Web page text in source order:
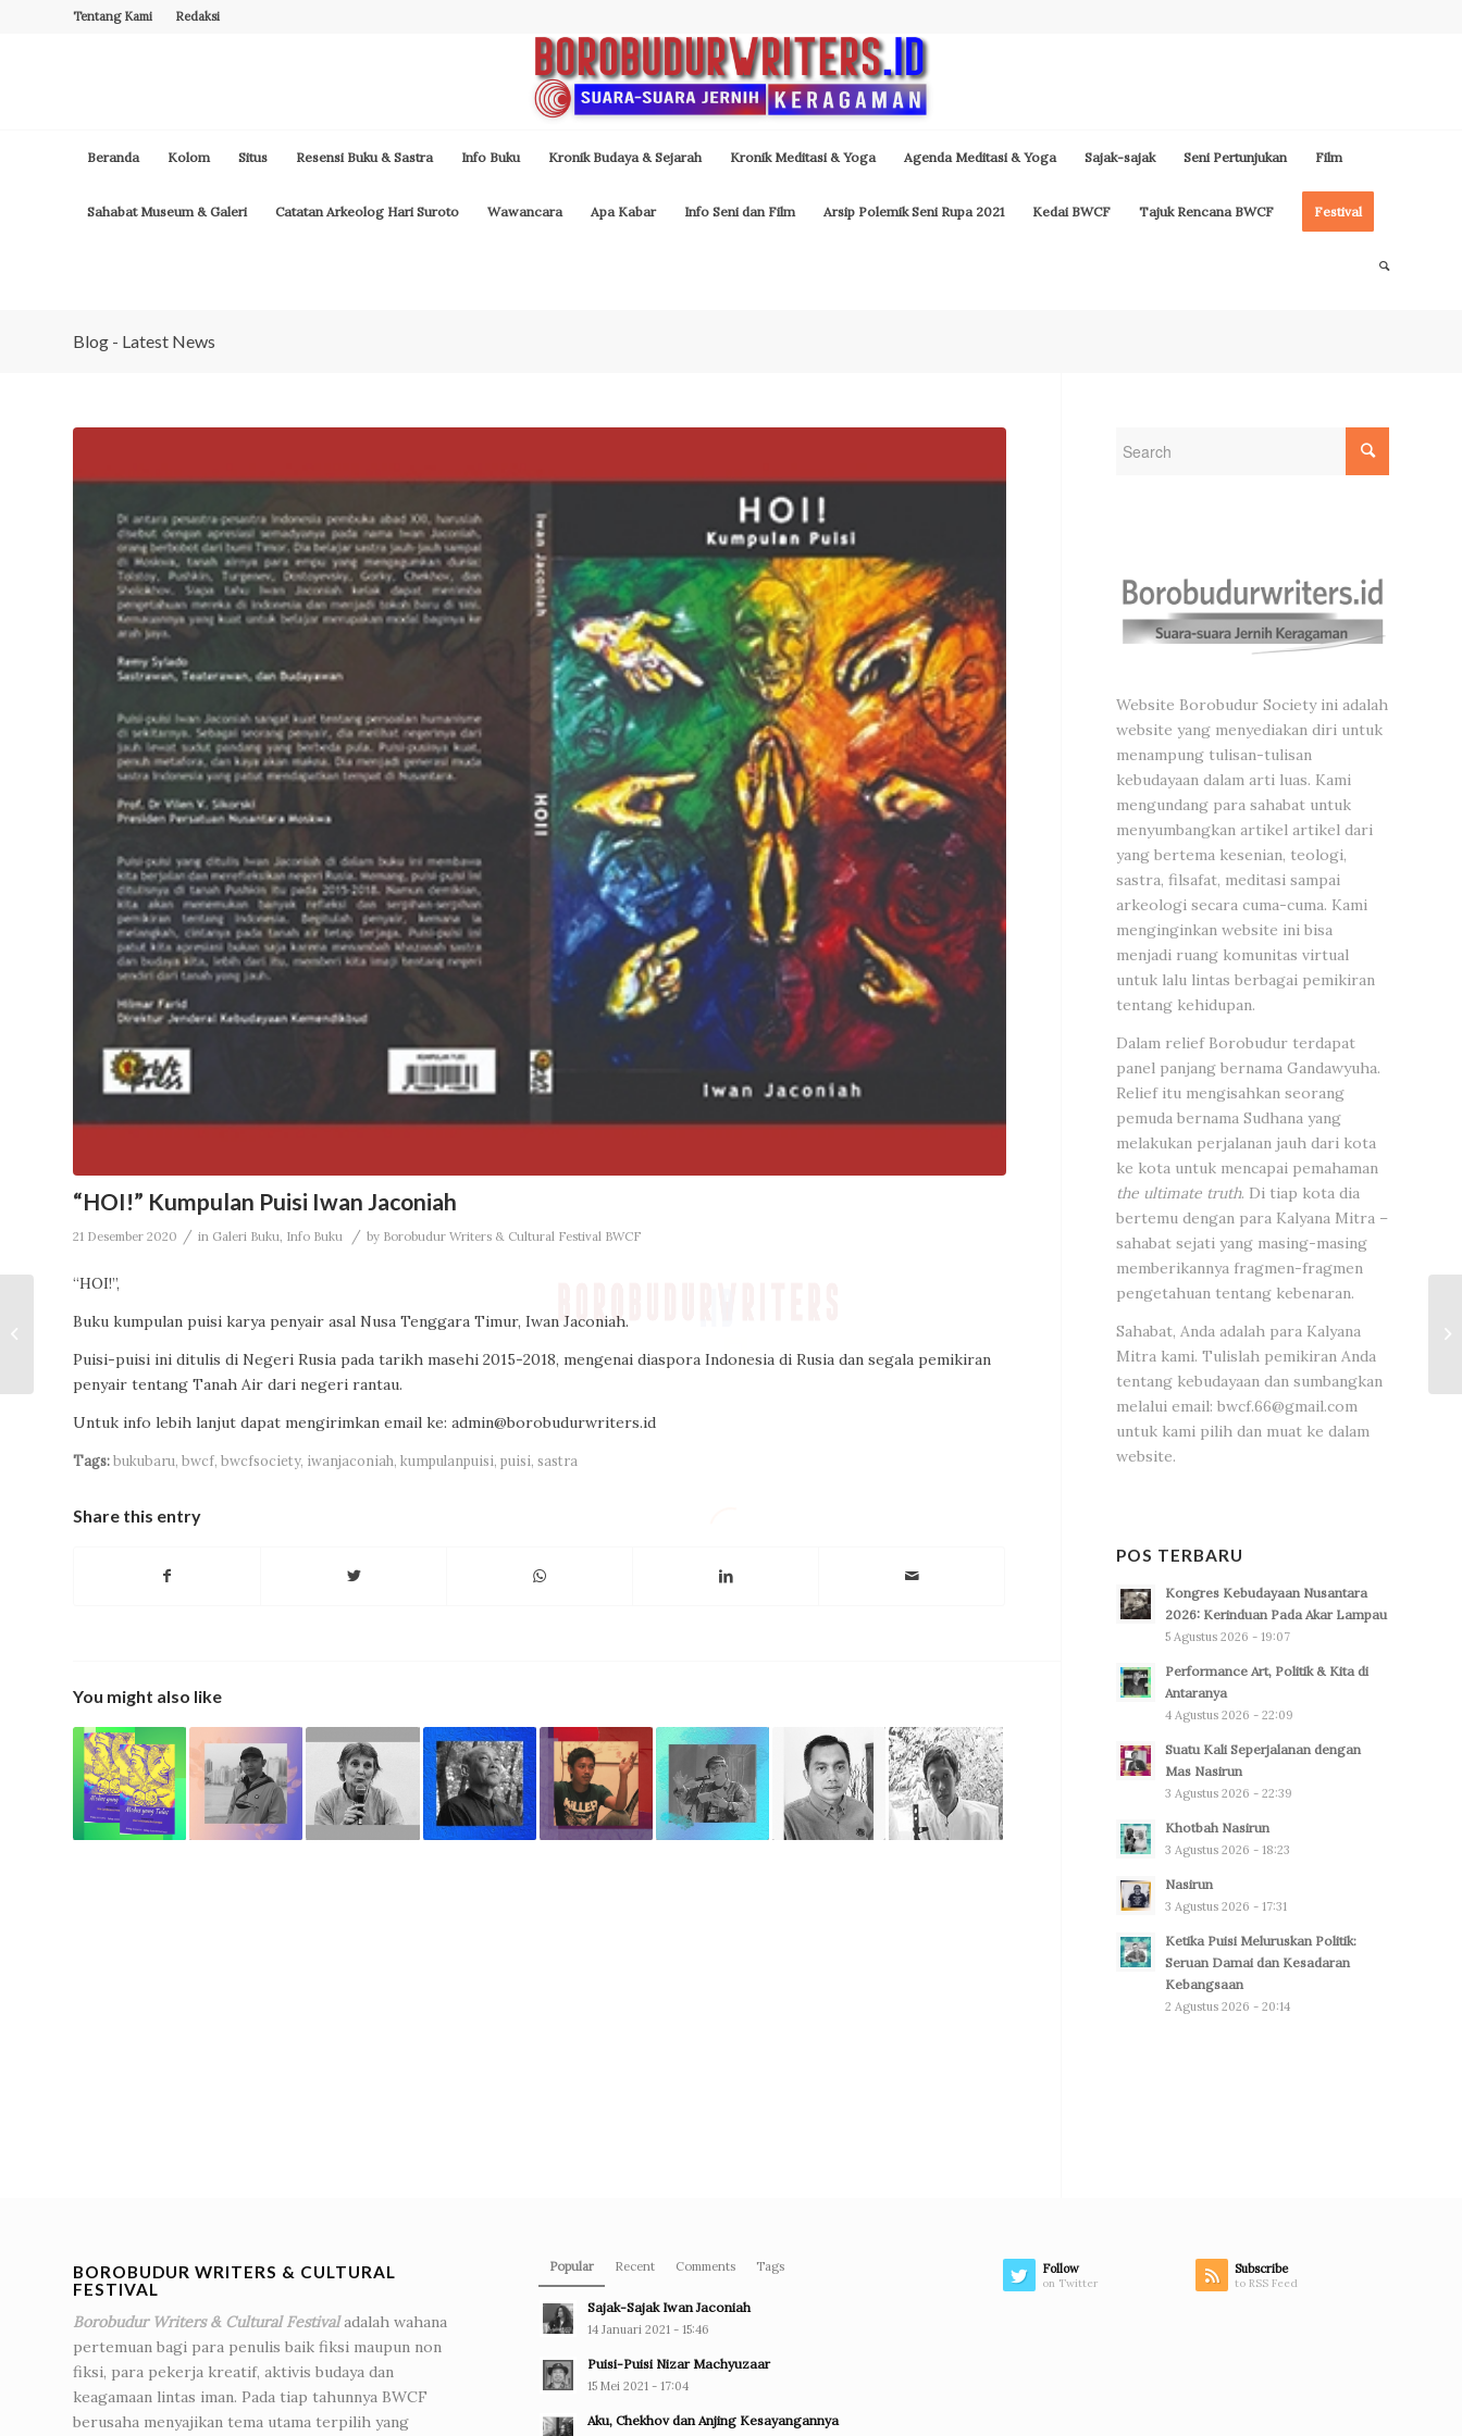
Tentang Kami Redaksi
Beranda Kolom Situs Resensi Buku & Sastra Info Buku Kronik Budaya & Sejarah Kronik Meditasi & Yoga Agenda Meditasi & Yoga Sajak-sajak Seni Pertunjukan Film
Sahabat Museum & Galeri Catatan Arkeolog Hari Suroto Wawancara Apa Kabar Info Seni dan Film Arsip Polemik Seni Rupa 2021 Kedai BWCF Tajuk Rencana BWCF Festival
Blog - Latest News
“HOI!” Kumpulan Puisi Iwan Jaconiah
21 Desember 2020 / in Galeri Buku, Info Buku / by Borobudur Writers & Cultural Festival BWCF
“HOI!”,
Buku kumpulan puisi karya penyair asal Nusa Tenggara Timur, Iwan Jaconiah.
Puisi-puisi ini ditulis di Negeri Rusia pada tarikh masehi 2015-2018, mengenai diaspora Indonesia di Rusia dan segala pemikiran
penyair tentang Tanah Air dari negeri rantau.
Untuk info lebih lanjut dapat mengirimkan email ke: admin@borobudurwriters.id
Tags:bukubaru, bwcf, bwcfsociety, iwanjaconiah, kumpulanpuisi, puisi, sastra
Share this entry
You might also like
Website Borobudur Society ini adalah
website yang menyediakan diri untuk
menampung tulisan-tulisan
kebudayaan dalam arti luas. Kami
mengundang para sahabat untuk
menyumbangkan artikel artikel dari
yang bertema kesenian, teologi,
sastra, filsafat, meditasi sampai
arkeologi secara cuma-cuma. Kami
menginginkan website ini bisa
menjadi ruang komunitas virtual
untuk lalu lintas berbagai pemikiran
tentang kehidupan.
Dalam relief Borobudur terdapat
panel panjang bernama Gandawyuha.
Relief itu mengisahkan seorang
pemuda bernama Sudhana yang
melakukan perjalanan jauh dari kota
ke kota untuk mencapai pemahaman
the ultimate truth. Di tiap kota dia
bertemu dengan para Kalyana Mitra –
sahabat sejati yang masing-masing
memberikannya fragmen-fragmen
pengetahuan tentang kebenaran.
Sahabat, Anda adalah para Kalyana
Mitra kami. Tulislah pemikiran Anda
tentang kebudayaan dan sumbangkan
melalui email: bwcf.66@gmail.com
untuk kami pilih dan muat ke dalam
website.
POS TERBARU
Kongres Kebudayaan Nusantara
2026: Kerinduan Pada Akar Lampau
5 Agustus 2026 - 19:07
Performance Art, Politik & Kita di
Antaranya
4 Agustus 2026 - 22:09
Suatu Kali Seperjalanan dengan
Mas Nasirun
3 Agustus 2026 - 22:39
Khotbah Nasirun
3 Agustus 2026 - 18:23
Nasirun
3 Agustus 2026 - 17:31
Ketika Puisi Meluruskan Politik:
Seruan Damai dan Kesadaran
Kebangsaan
2 Agustus 2026 - 20:14
BOROBUDUR WRITERS & CULTURAL
FESTIVAL
Borobudur Writers & Cultural Festivaladalah wahana
pertemuan bagi para penulis baik fiksi maupun non
fiksi, para pekerja kreatif, aktivis budaya dan
keagamaan lintas iman. Pada tiap tahunnya BWCF
berusaha menyajikan tema utama terpilih yang
Popular Recent Comments Tags
Sajak-Sajak Iwan Jaconiah
14 Januari 2021 - 15:46
Puisi-Puisi Nizar Machyuzaar
15 Mei 2021 - 17:04
Aku, Chekhov dan Anjing Kesayangannya
Follow
on Twitter
Subscribe
to RSS Feed